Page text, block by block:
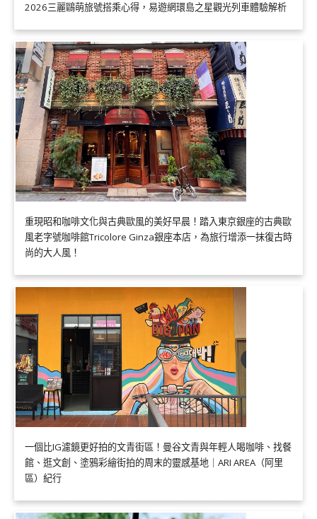
2026三麗鷗萌旅號搭乘心得，易遊網環島之星觀光列車體驗解析
重現昭和咖啡文化與古典歐風的美好早晨！踏入東京銀座的古典歐
風老字號咖啡館Tricolore Ginza銀座本店，為旅行增添一抹復古時
尚的大人風！
一個比IG濾鏡更好拍的文青街區！曼谷文青與年輕人喝咖啡、找餐
館、逛文創、塗鴉彩繪街拍的周末的靈感基地｜ARI AREA（阿里
區）紀行